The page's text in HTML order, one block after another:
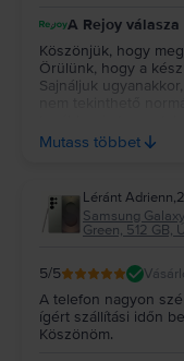
A Rejoy válasza
Köszönjük, hogy
Örülünk, hogy a
Sajnáljuk
kérelmet, hogy
ügyfélszolgálatunk
bizalmadat, bízunk
megoldanunk a
Mutass többet
Léránt Adrienn,
Samsung
Green, 512 GB,
5/5
A telefon nagyon
ígért szállítási időn
Köszönöm.